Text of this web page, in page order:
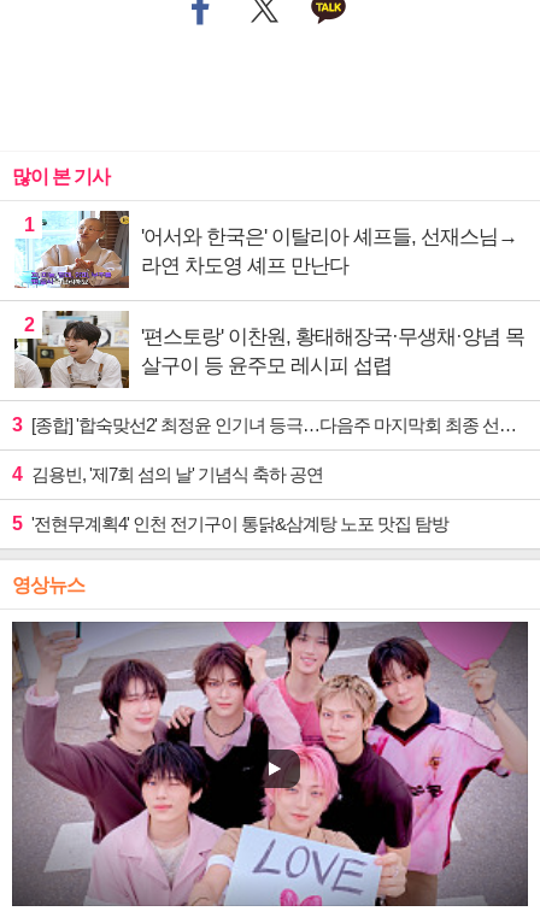
많이 본 기사
1
'어서와 한국은' 이탈리아 셰프들, 선재스님→
라연 차도영 셰프 만난다
2
'편스토랑' 이찬원, 황태해장국·무생채·양념 목
살구이 등 윤주모 레시피 섭렵
3 [종합] '합숙맞선2' 최정윤 인기녀 등극…다음주 마지막회 최종 선택 예고
4 김용빈, '제7회 섬의 날' 기념식 축하 공연
5 '전현무계획4' 인천 전기구이 통닭&삼계탕 노포 맛집 탐방
영상뉴스